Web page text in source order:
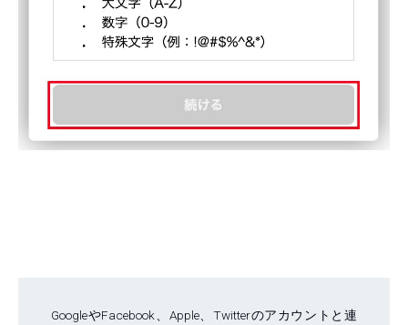
GoogleやFacebook、Apple、Twitterのアカウントと連